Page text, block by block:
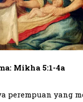
Mikha 5:1-4a
perempuan yang